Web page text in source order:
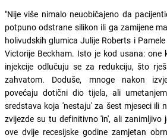
"Nije više nimalo neuobičajeno da
potpuno odstrane silikon ili ga zamijene
holivudskih glumica Julije Roberts i
Victorije Beckham. Isto je kod usana: one
injekcije odlučuju se za redukciju, što
zahvatom. Doduše, mnoge nakon
povećaju dotični dio tijela, ali
sredstava koja 'nestaju' za šest mjeseci ili
zvijezde su tu definitivno 'in', ali
ove dvije recesijske godine zamjetan